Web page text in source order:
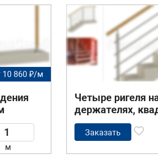
10 860 ₽/м
и
м
Четыре ригеля
держателях,
деревянный
квадратные
Заказать